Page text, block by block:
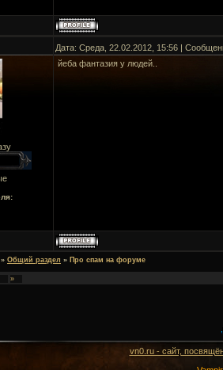
Дата: Среда, 22.02.2012, 15:56 |
йеба фантазия у людей..
» Общий раздел » Про спам на форуме
»
vn0.ru - сайт,